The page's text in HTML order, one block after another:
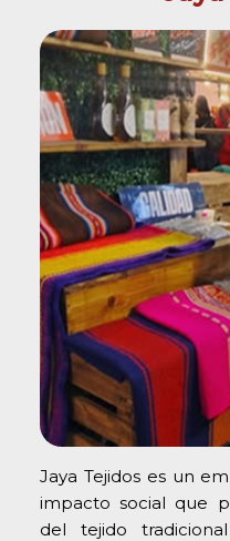
Jaya Tejidos es un
impacto social que
del tejido